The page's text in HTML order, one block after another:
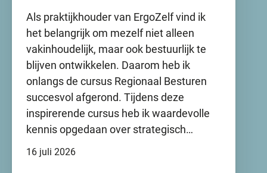
16 juli 2026
Als praktijkhouder van ErgoZelf vind ik
het belangrijk om mezelf niet alleen
vakinhoudelijk, maar ook bestuurlijk te
blijven ontwikkelen. Daarom heb ik
onlangs de cursus Regionaal Besturen
succesvol afgerond. Tijdens deze
inspirerende cursus heb ik waardevolle
kennis opgedaan over strategisch…